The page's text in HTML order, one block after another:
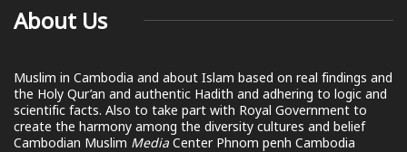
About Us
Muslim in Cambodia and about Islam based on real findings and
the Holy Qur’an and authentic Hadith and adhering to logic and
scientific facts. Also to take part with Royal Government to
create the harmony among the diversity cultures and belief
Cambodian Muslim Media Center Phnom penh Cambodia